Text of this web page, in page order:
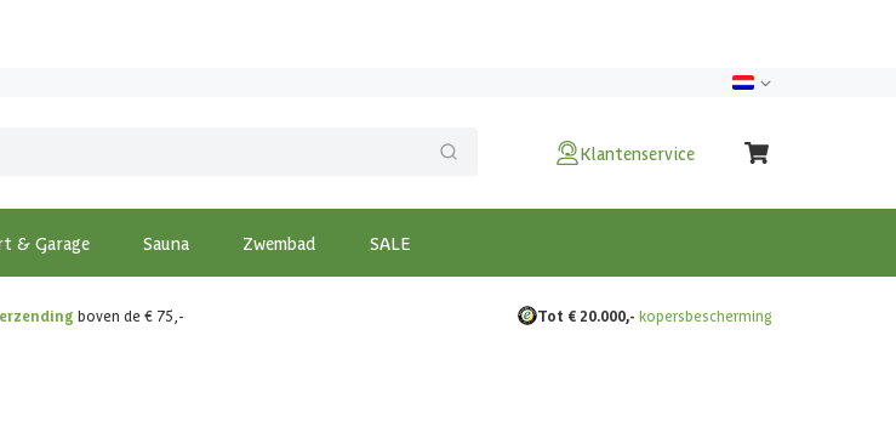
Klantenservice
& Garage Sauna Zwembad SALE
boven de € 75,- Tot € 20.000,- kopersbescherming